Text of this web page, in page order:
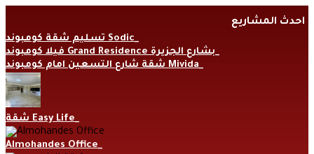
toاحدث المشاريع
تسليم شقة كومبوند Sodic
فيلا كومبوند Grand Residence بشارع الجزيرة
شقة شارع التسعين امام كومبوند Mivida
شقة Easy Life
Almohandes Office